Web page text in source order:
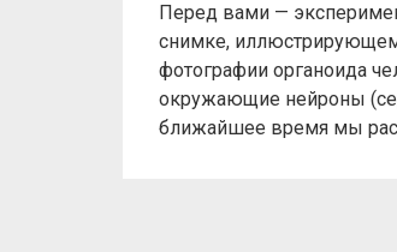
Перед вами —
снимке,
фотографии органоида
окружающие нейроны
ближайшее время мы